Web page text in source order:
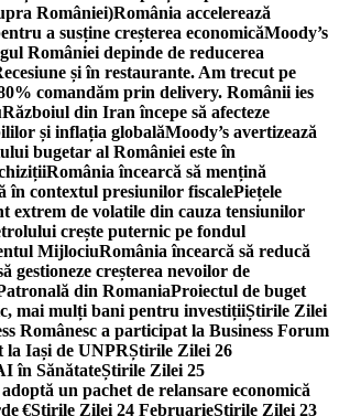
României)România accelerează
a susține creșterea economicăMoody’s
României depinde de reducerea
și în restaurante. Am trecut pe
comandăm prin delivery. Românii ies
Războiul din Iran începe să afecteze
și inflația globalăMoody’s avertizează
bugetar al României este în
România încearcă să mențină
în contextul presiunilor fiscalePiețele
extrem de volatile din cauza tensiunilor
crește puternic pe fondul
MijlociuRomânia încearcă să reducă
gestioneze creșterea nevoilor de
din RomaniaProiectul de buget
mai mulți bani pentru investițiiȘtirile Zilei
Românesc a participat la Business Forum
la Iași de UNPRȘtirile Zilei 26
în SănătateȘtirile Zilei 25
un pachet de relansare economică
€Știrile Zilei 24 FebruarieȘtirile Zilei 23